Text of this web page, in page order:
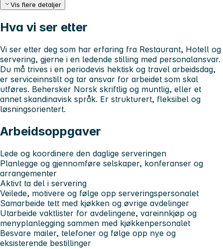
Vis flere detaljer
Hva vi ser etter
Vi ser etter deg som har erfaring fra Restaurant, Hotell og
servering, gjerne i en ledende stilling med personalansvar.
Du må trives i en periodevis hektisk og travel arbeidsdag,
er serviceinnstilt og tar ansvar for arbeidet som skal
utføres. Behersker Norsk skriftlig og muntlig, eller et
annet skandinavisk språk. Er strukturert, fleksibel og
løsningsorientert.
Arbeidsoppgaver
Lede og koordinere den daglige serveringen
Planlegge og gjennomføre selskaper, konferanser og
arrangementer
Aktivt ta del i servering
Veilede, motivere og følge opp serveringspersonalet
Samarbeide tett med kjøkken og øvrige avdelinger
Utarbeide vaktlister for avdelingene, vareinnkjøp og
menyplanlegging sammen med kjøkkenpersonalet
Besvare mailer, telefoner og følge opp nye og
eksisterende bestillinger